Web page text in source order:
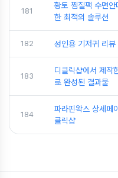
181
황토 찜질팩 수면
한 최적의 솔루션
182 성인용 기저귀 리
183
디클릭샵에서 제작
로 완성된 결과물
184
파라핀왁스 상세페
클릭샵